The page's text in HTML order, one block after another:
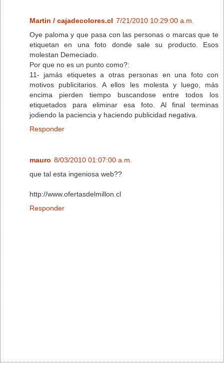
Martin / cajadecolores.cl 7/21/2010 10:29:00 a.m.
Oye paloma y que pasa con las personas o marcas que te
etiquetan en una foto donde sale su producto. Esos
molestan Demeciado.
Por que no es un punto como?:
11- jamás etiquetes a otras personas en una foto con
motivos publicitarios. A ellos les molesta y luego, más
encima pierden tiempo buscandose entre todos los
etiquetados para eliminar esa foto. Al final terminas
jodiendo la paciencia y haciendo publicidad negativa.
Responder
mauro 8/03/2010 01:07:00 a.m.
que tal esta ingeniosa web??
http://www.ofertasdelmillon.cl
Responder